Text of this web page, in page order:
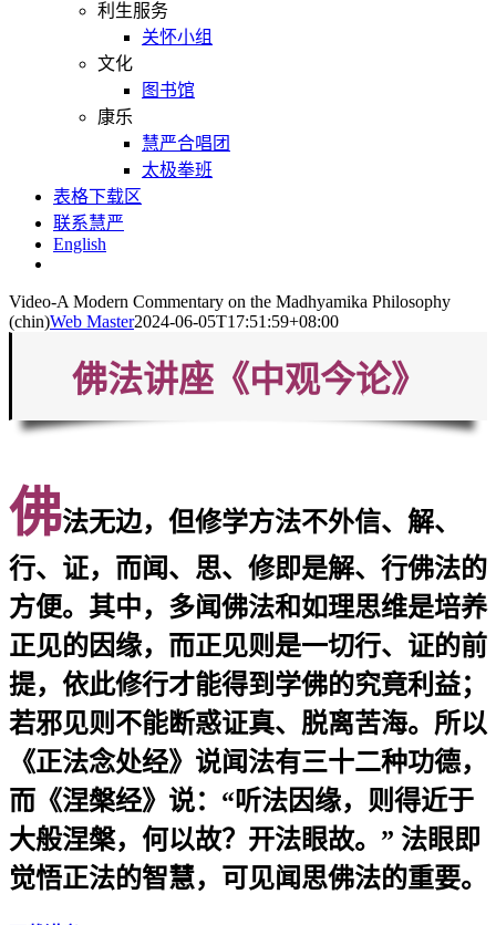
利生服务
关怀小组
文化
图书馆
康乐
慧严合唱团
太极拳班
表格下载区
联系慧严
English
Video-A Modern Commentary on the Madhyamika Philosophy
(chin)Web Master2024-06-05T17:51:59+08:00
佛法讲座《中观今论》
佛法无边，但修学方法不外信、解、
行、证，而闻、思、修即是解、行佛法的
方便。其中，多闻佛法和如理思维是培养
正见的因缘，而正见则是一切行、证的前
提，依此修行才能得到学佛的究竟利益；
若邪见则不能断惑证真、脱离苦海。所以
《正法念处经》说闻法有三十二种功德，
而《涅槃经》说：“听法因缘，则得近于
大般涅槃，何以故？开法眼故。” 法眼即
觉悟正法的智慧，可见闻思佛法的重要。